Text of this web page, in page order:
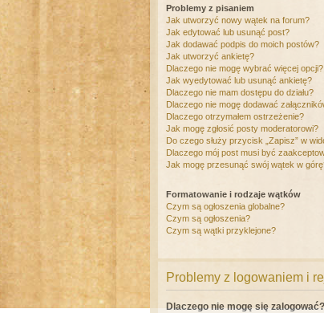
Problemy z pisaniem
Jak utworzyć nowy wątek na forum?
Jak edytować lub usunąć post?
Jak dodawać podpis do moich postów?
Jak utworzyć ankietę?
Dlaczego nie mogę wybrać więcej opcji?
Jak wyedytować lub usunąć ankietę?
Dlaczego nie mam dostępu do działu?
Dlaczego nie mogę dodawać
Dlaczego otrzymałem ostrzeżenie?
Jak mogę zgłosić posty moderatorowi?
Do czego służy przycisk „Zapisz” w
Dlaczego mój post musi być
Jak mogę przesunąć swój wątek w
Formatowanie i rodzaje wątków
Czym są ogłoszenia globalne?
Czym są ogłoszenia?
Czym są wątki przyklejone?
Problemy z logowaniem i
Dlaczego nie mogę się zalogować?